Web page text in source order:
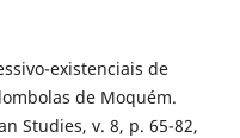
existenciais de
de Moquém.
Studies, v. 8, p. 65-82,